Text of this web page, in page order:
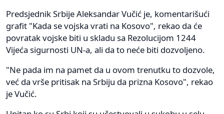
Predsjednik Srbije Aleksandar Vučić je, komentarišući
grafit "Kada se vojska vrati na Kosovo", rekao da će
povratak vojske biti u skladu sa Rezolucijom 1244
Vijeća sigurnosti UN-a, ali da to neće biti dozvoljeno.
"Ne pada im na pamet da u ovom trenutku to dozvole,
već da vrše pritisak na Srbiju da prizna Kosovo", rekao
je Vučić.